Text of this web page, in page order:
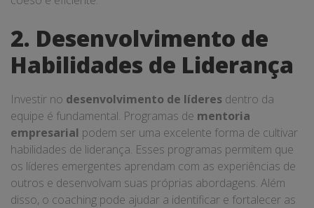
2. Desenvolvimento de
Habilidades de Liderança
Investir no desenvolvimento de líderes dentro da
equipe é fundamental. Programas de mentoria
empresarial podem ser uma excelente forma de cultivar
habilidades de liderança. Esses programas permitem que
os líderes emergentes aprendam com as experiências de
outros e desenvolvam suas próprias abordagens. Além
disso, o coaching pode ajudar a identificar e fortalecer as